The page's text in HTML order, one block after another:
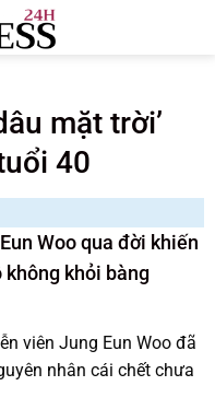
mặt trời’
40
Woo qua đời khiến
khỏi bàng
viên Jung Eun Woo đã
nhân cái chết chưa